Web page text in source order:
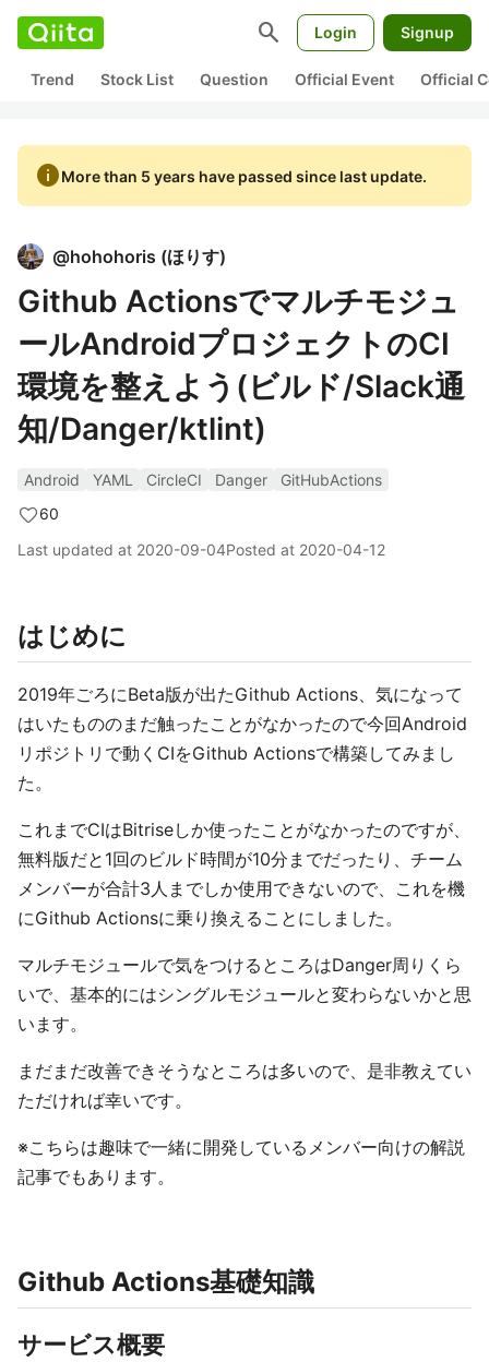
search Login Signup
Trend Stock List Question Official Event Official
infoMore than 5 years have passed since last update.
@hohohoris (ほりす)
Github Actionsでマルチモジュ
ールAndroidプロジェクトのCI
環境を整えよう(ビルド/Slack通
知/Danger/ktlint)
Android YAML CircleCI Danger
GitHubActions
60
Last updated at 2020-09-04Posted at 2020-04-12
はじめに
2019年ごろにBeta版が出たGithub Actions、気になって
はいたもののまだ触ったことがなかったので今回Android
リポジトリで動くCIをGithub Actionsで構築してみまし
た。
これまでCIはBitriseしか使ったことがなかったのですが、
無料版だと1回のビルド時間が10分までだったり、チーム
メンバーが合計3人までしか使用できないので、これを機
にGithub Actionsに乗り換えることにしました。
マルチモジュールで気をつけるところはDanger周りくら
いで、基本的にはシングルモジュールと変わらないかと思
います。
まだまだ改善できそうなところは多いので、是非教えてい
ただければ幸いです。
※こちらは趣味で一緒に開発しているメンバー向けの解説
記事でもあります。
Github Actions基礎知識
サービス概要